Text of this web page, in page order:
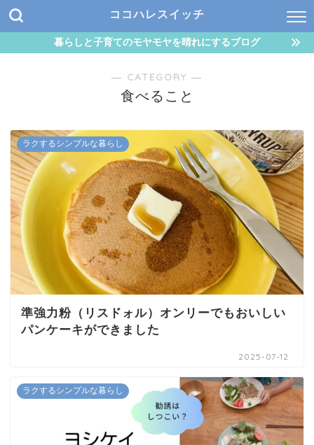
ココハレスイッチ
暮らしと子育てのモヤモヤを晴れにするブログ
― CATEGORY ―
食べること
ラクするシンプルな暮らし
準強力粉（リスドォル）オンリーでもおいしい
パンケーキができました
2025-07-12
ラクするシンプルな暮らし